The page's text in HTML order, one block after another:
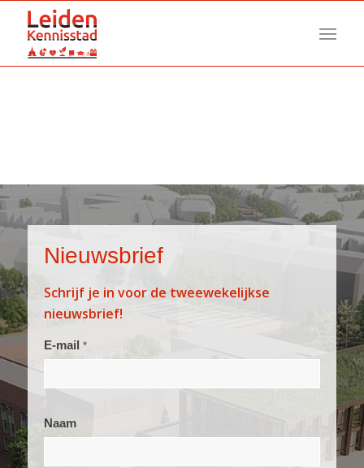
Nieuwsbrief
Schrijf je in voor de tweewekelijkse
nieuwsbrief!
Aanmelden
E-mail *
Naam